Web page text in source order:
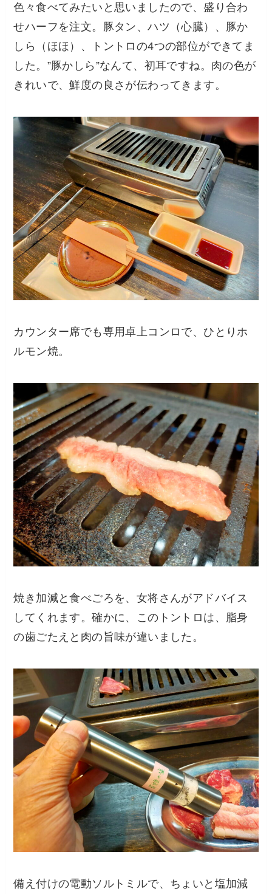
色々食べてみたいと思いましたので、盛り合わ
せハーフを注文。豚タン、ハツ（心臓）、豚か
しら（ほほ）、トントロの4つの部位ができてま
した。”豚かしら”なんて、初耳ですね。肉の色が
きれいで、鮮度の良さが伝わってきます。
カウンター席でも専用卓上コンロで、ひとりホ
ルモン焼。
焼き加減と食べごろを、女将さんがアドバイス
してくれます。確かに、このトントロは、脂身
の歯ごたえと肉の旨味が違いました。
備え付けの電動ソルトミルで、ちょいと塩加減